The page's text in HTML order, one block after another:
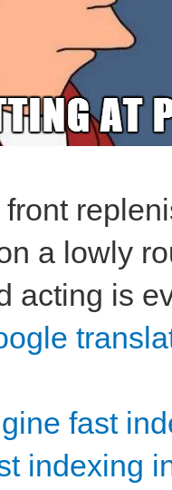
a lowly
acting is
fast
indexing